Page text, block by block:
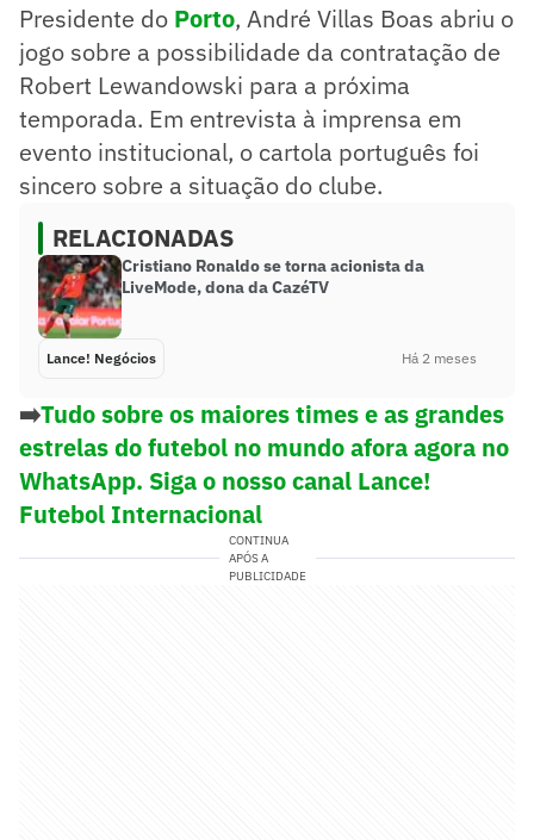
Presidente do Porto, André Villas Boas abriu o
jogo sobre a possibilidade da contratação de
Robert Lewandowski para a próxima
temporada. Em entrevista à imprensa em
evento institucional, o cartola português foi
sincero sobre a situação do clube.
RELACIONADAS
Cristiano Ronaldo se torna acionista da
LiveMode, dona da CazéTV
Lance! Negócios Há 2 meses
➡️Tudo sobre os maiores times e as grandes
estrelas do futebol no mundo afora agora no
WhatsApp. Siga o nosso canal Lance!
Futebol Internacional
CONTINUA
APÓS A
PUBLICIDADE